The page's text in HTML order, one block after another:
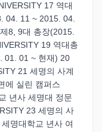
17 역대
04. 11 ~ 2015. 04.
8, 9대 총장(2015.
19 역대총
01. 01 ~ 현재) 20
21 세명의 사계
에 실린 캠퍼스
년사 세명대 정문
23 세명의 사
명대학교 년사 여